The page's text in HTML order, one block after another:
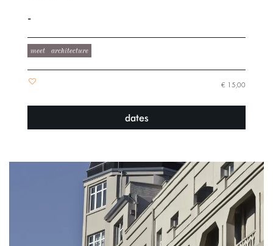
-
meet architecture
€ 15,00
dates